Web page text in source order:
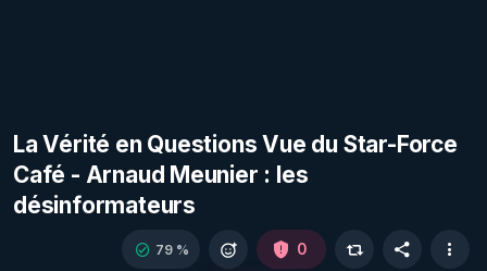
La Vérité en Questions Vue du Star-Force
Café - Arnaud Meunier : les
désinformateurs
79 % 0